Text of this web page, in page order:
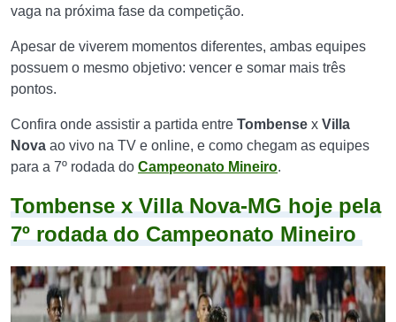
vaga na próxima fase da competição.
Apesar de viverem momentos diferentes, ambas equipes
possuem o mesmo objetivo: vencer e somar mais três
pontos.
Confira onde assistir a partida entre Tombense x Villa
Nova ao vivo na TV e online, e como chegam as equipes
para a 7º rodada do Campeonato Mineiro.
Tombense x Villa Nova-MG hoje pela
7º rodada do Campeonato Mineiro